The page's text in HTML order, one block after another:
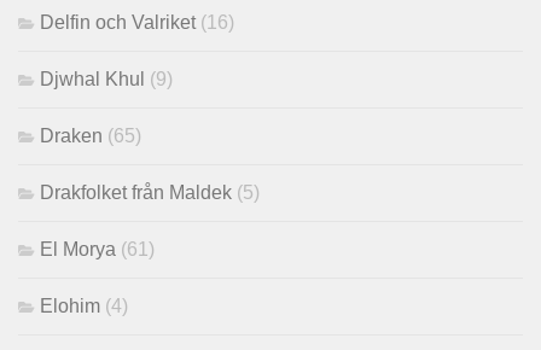
Delfin och Valriket (16)
Djwhal Khul (9)
Draken (65)
Drakfolket från Maldek (5)
El Morya (61)
Elohim (4)